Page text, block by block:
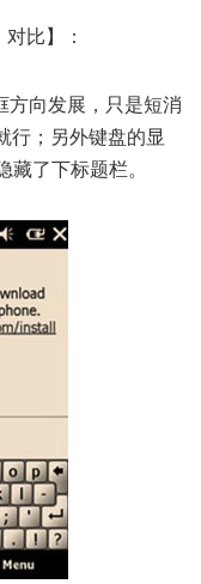
比】：
方向发展，只是短消
行；另外键盘的显
了下标题栏。